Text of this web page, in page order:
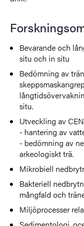
Bevarande och
situ och in situ
Bedömning av
situ.
Utveckling av
- hantering av
- bedömning av
arkeologiskt trä.
Mikrobiell
Bakteriell
mångfald och
Miljöprocesser